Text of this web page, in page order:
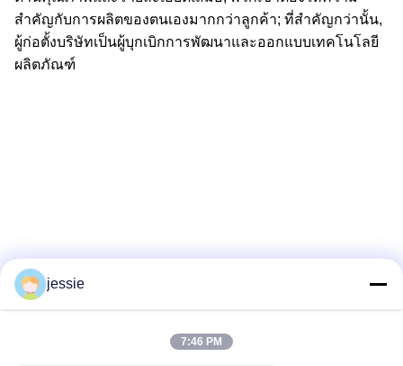
สำคัญกับการผลิตของตนเองมากกว่าลูกค้า; ที่สำคัญกว่านั้น,
ผู้ก่อตั้งบริษัทเป็นผู้บุกเบิกการพัฒนาและออกแบบเทคโนโลยี
ผลิตภัณฑ์
jessie
7:46 PM